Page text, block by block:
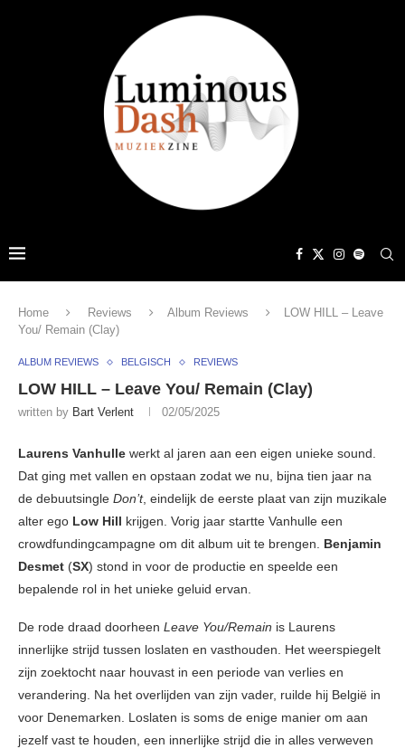
Home Reviews Album Reviews
LOW HILL – Leave
You/ Remain (Clay)
ALBUM REVIEWS BELGISCH REVIEWS
LOW HILL – Leave You/ Remain (Clay)
written by Bart Verlent 02/05/2025
Laurens Vanhulle werkt al jaren aan een eigen unieke sound.
Dat ging met vallen en opstaan zodat we nu, bijna tien jaar na
de debuutsingle Don’t, eindelijk de eerste plaat van zijn muzikale
alter ego Low Hill krijgen. Vorig jaar startte Vanhulle een
crowdfundingcampagne om dit album uit te brengen. Benjamin
Desmet (SX) stond in voor de productie en speelde een
bepalende rol in het unieke geluid ervan.
De rode draad doorheen Leave You/Remain is Laurens
innerlijke strijd tussen loslaten en vasthouden. Het weerspiegelt
zijn zoektocht naar houvast in een periode van verlies en
verandering. Na het overlijden van zijn vader, ruilde hij België in
voor Denemarken. Loslaten is soms de enige manier om aan
jezelf vast te houden, een innerlijke strijd die in alles verweven